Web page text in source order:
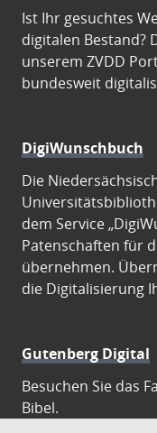
Ist Ihr gesuchtes
digitalen Bestand?
unserem ZVDD
bundesweit
DigiWunschbuch
Die
dem Service
Patenschaften für
übernehmen.
die Digitalisierung
Gutenberg Digital
Besuchen Sie das
Bibel.